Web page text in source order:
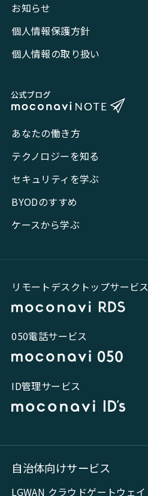
お知らせ
個人情報保護方針
個人情報の取り扱い
あなたの働き方
テクノロジーを知る
セキュリティを学ぶ
BYODのすすめ
ケースから学ぶ
リモートデスクトップサービス
050電話サービス
ID管理サービス
自治体向けサービス
LGWAN クラウドゲートウェイ